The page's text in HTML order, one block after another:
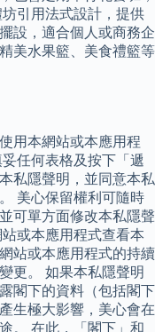
引用法式設計，提供
設，適合個人或商務企
美水果籃、美食禮籃等
用本網站或本應用程
任何表格及按下「遞
私隱聲明，並同意本私
美心保留權利可隨時
可單方面修改本私隱聲
或本應用程式查看本
站或本應用程式的持續
更。 如果本私隱聲明
閣下的資料（包括閣下
生極大影響，美心會在
。 在此，「閣下」和